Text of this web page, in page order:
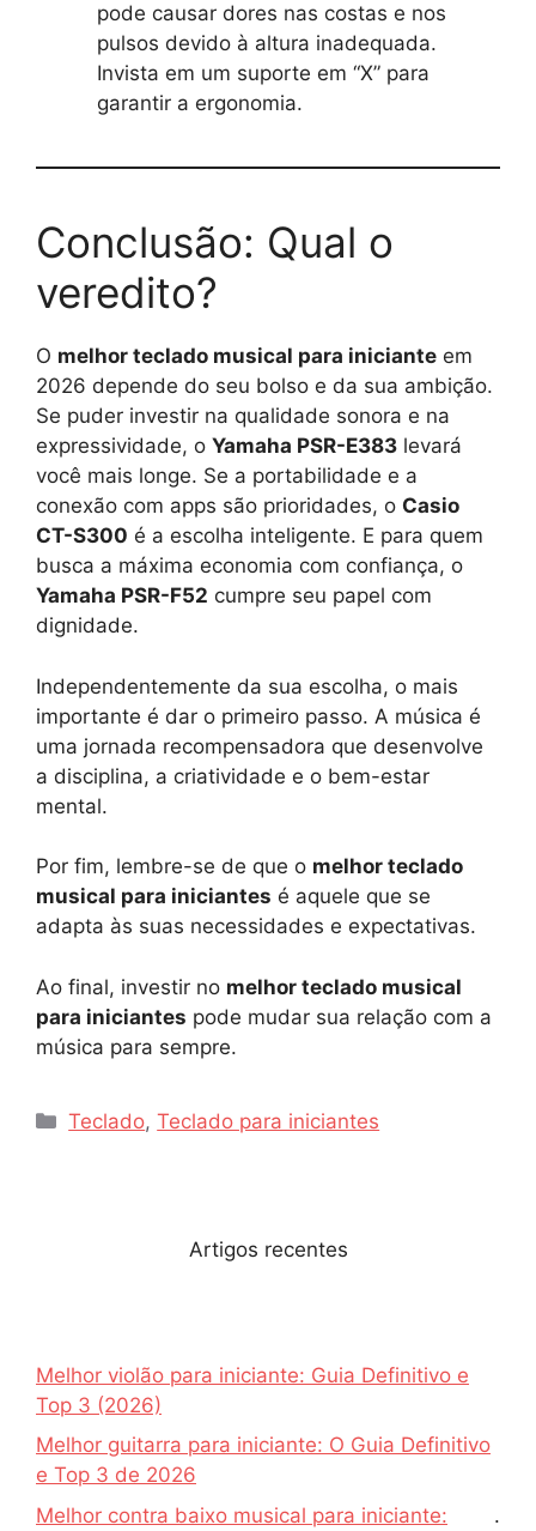
pode causar dores nas costas e nos
pulsos devido à altura inadequada.
Invista em um suporte em “X” para
garantir a ergonomia.
Conclusão: Qual o
veredito?
O melhor teclado musical para iniciante em
2026 depende do seu bolso e da sua ambição.
Se puder investir na qualidade sonora e na
expressividade, o Yamaha PSR-E383 levará
você mais longe. Se a portabilidade e a
conexão com apps são prioridades, o Casio
CT-S300 é a escolha inteligente. E para quem
busca a máxima economia com confiança, o
Yamaha PSR-F52 cumpre seu papel com
dignidade.
Independentemente da sua escolha, o mais
importante é dar o primeiro passo. A música é
uma jornada recompensadora que desenvolve
a disciplina, a criatividade e o bem-estar
mental.
Por fim, lembre-se de que o melhor teclado
musical para iniciantes é aquele que se
adapta às suas necessidades e expectativas.
Ao final, investir no melhor teclado musical
para iniciantes pode mudar sua relação com a
música para sempre.
Categorias
Teclado,Teclado para iniciantes
Artigos recentes
Melhor violão para iniciante: Guia Definitivo e
Top 3 (2026)
Melhor guitarra para iniciante: O Guia Definitivo
e Top 3 de 2026
Melhor contra baixo musical para iniciante:
.